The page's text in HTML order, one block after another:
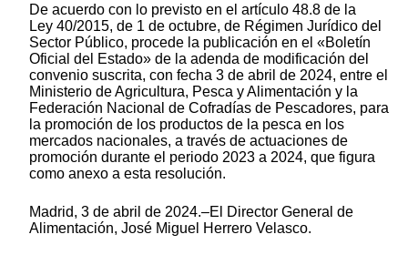
De acuerdo con lo previsto en el artículo 48.8 de la
Ley 40/2015, de 1 de octubre, de Régimen Jurídico del
Sector Público, procede la publicación en el «Boletín
Oficial del Estado» de la adenda de modificación del
convenio suscrita, con fecha 3 de abril de 2024, entre el
Ministerio de Agricultura, Pesca y Alimentación y la
Federación Nacional de Cofradías de Pescadores, para
la promoción de los productos de la pesca en los
mercados nacionales, a través de actuaciones de
promoción durante el periodo 2023 a 2024, que figura
como anexo a esta resolución.
Madrid, 3 de abril de 2024.–El Director General de
Alimentación, José Miguel Herrero Velasco.